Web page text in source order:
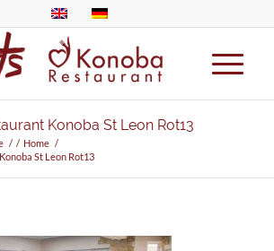
Konoba St Leon Rot13
/ / Home /
St Leon Rot13